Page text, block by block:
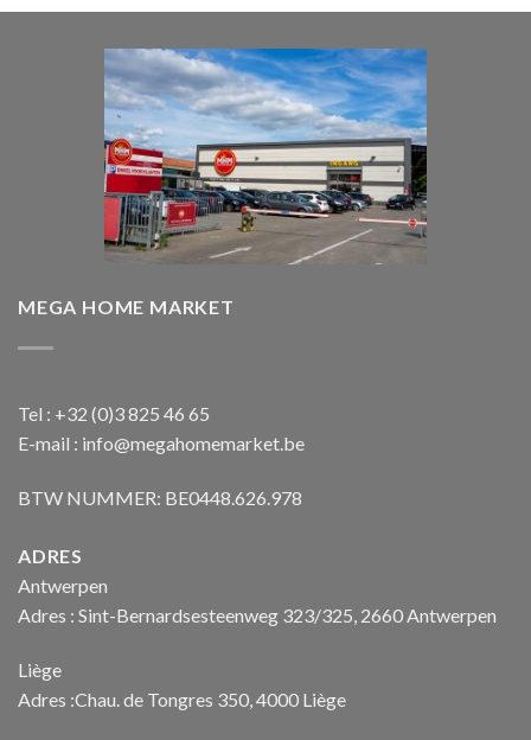
€ 1.850,00.€ 1.650,00.
MEGA HOME MARKET
Tel : +32 (0)3 825 46 65
E-mail : info@megahomemarket.be
BTW NUMMER: BE0448.626.978
ADRES
Antwerpen
Adres : Sint-Bernardsesteenweg 323/325, 2660 Antwerpen
Liège
Adres :Chau. de Tongres 350, 4000 Liège